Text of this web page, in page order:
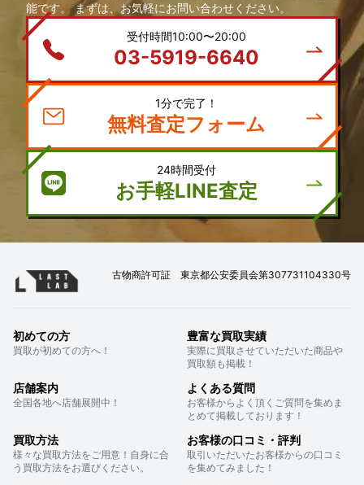
能です。 まずは、お気軽にお問い合わせください。
03-5919-6640
1分で完了！
無料査定フォーム
24時間受付
お手軽LINE査定
古物商許可証 東京都公安委員会第307731104330号
初めての方
買取が初めての方へ！
豊富な買取実績
実際に買取させていただいた商品や
買取額も掲載！
店舗案内
全国各地へ店舗展開中！
よくある質問
お客様からよく頂くご質問を集めま
とめて掲載しております！
買取方法
様々な買取方法をご用意！自身に合
う買取方法をお選びください。
お客様の口コミ・評判
取引いただいたお客様からの口コミ
を集めてみました！